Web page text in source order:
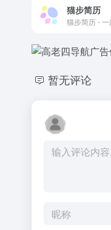
猫步简历
暂无评论